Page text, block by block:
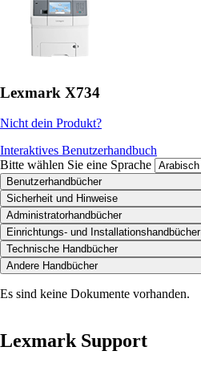
Lexmark X734
Nicht dein Produkt?
Interaktives Benutzerhandbuch
Bitte wählen Sie eine Sprache
Benutzerhandbücher
Sicherheit und Hinweise
Administratorhandbücher
Einrichtungs- und Installationshandbücher
Technische Handbücher
Andere Handbücher
Es sind keine Dokumente vorhanden.
Lexmark Support